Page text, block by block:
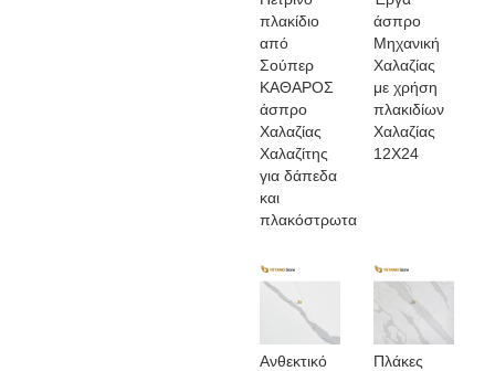
πλακίδιο
από
Σούπερ
ΚΑΘΑΡΟΣ
άσπρο
Χαλαζίας
Χαλαζίτης
για δάπεδα
και
πλακόστρωτα
άσπρο
Μηχανική
Χαλαζίας
με χρήση
πλακιδίων
Χαλαζίας
12X24
Ανθεκτικό
Πλάκες